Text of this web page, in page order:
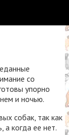
со
упорно
и ночью.
собак, так как
а когда ее нет.